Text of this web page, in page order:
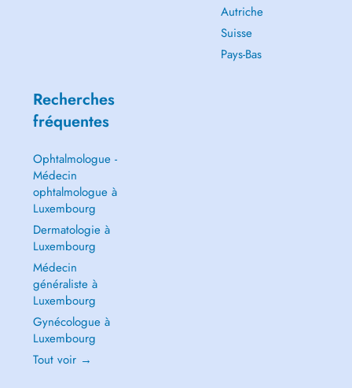
Autriche
Suisse
Pays-Bas
Recherches
fréquentes
Ophtalmologue -
Médecin
ophtalmologue à
Luxembourg
Dermatologie à
Luxembourg
Médecin
généraliste à
Luxembourg
Gynécologue à
Luxembourg
Tout voir →